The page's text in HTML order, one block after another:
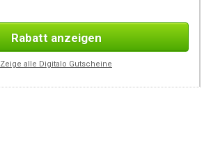
Rabatt anzeigen
Zeige alle Digitalo Gutscheine